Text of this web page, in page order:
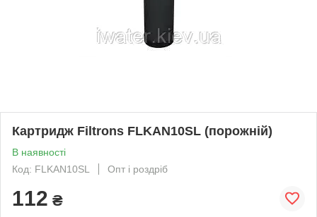
Картридж Filtrons FLKAN10SL (порожній)
В наявності
Код: FLKAN10SL
Опт і роздріб
112 ₴